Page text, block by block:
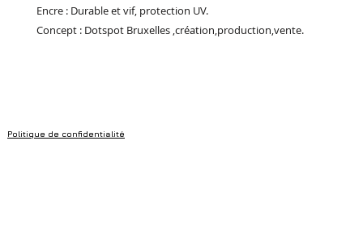
Encre : Durable et vif, protection UV.
Concept : Dotspot Bruxelles ,création,production,vente.
Politique de confidentialité